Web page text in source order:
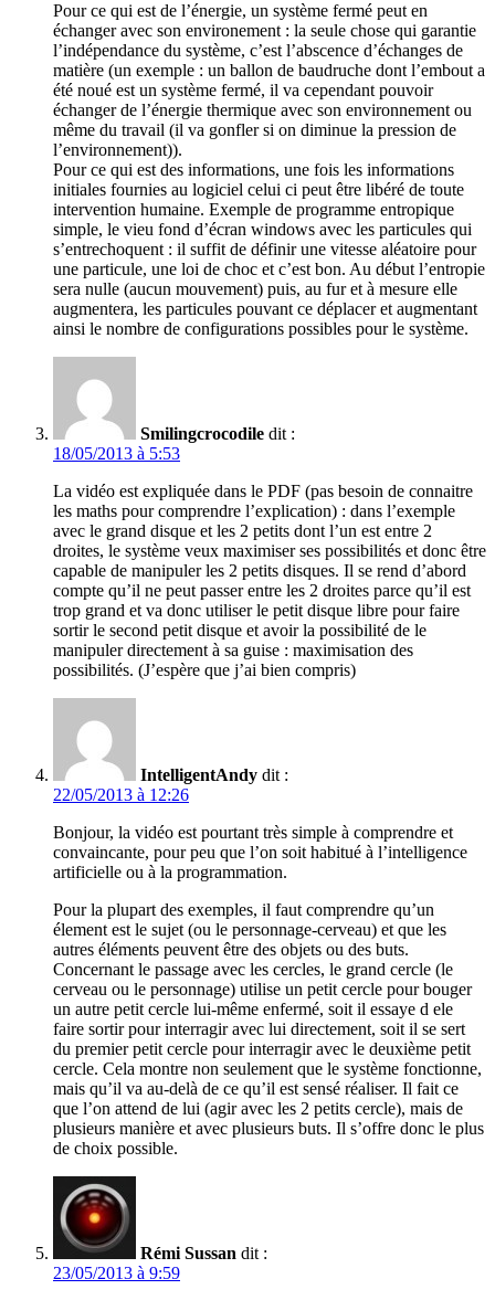
Pour ce qui est de l’énergie, un système fermé peut en
échanger avec son environement : la seule chose qui garantie
l’indépendance du système, c’est l’abscence d’échanges de
matière (un exemple : un ballon de baudruche dont l’embout a
été noué est un système fermé, il va cependant pouvoir
échanger de l’énergie thermique avec son environnement ou
même du travail (il va gonfler si on diminue la pression de
l’environnement)).
Pour ce qui est des informations, une fois les informations
initiales fournies au logiciel celui ci peut être libéré de toute
intervention humaine. Exemple de programme entropique
simple, le vieu fond d’écran windows avec les particules qui
s’entrechoquent : il suffit de définir une vitesse aléatoire pour
une particule, une loi de choc et c’est bon. Au début l’entropie
sera nulle (aucun mouvement) puis, au fur et à mesure elle
augmentera, les particules pouvant ce déplacer et augmentant
ainsi le nombre de configurations possibles pour le système.
Smilingcrocodile dit :
18/05/2013 à 5:53
La vidéo est expliquée dans le PDF (pas besoin de connaitre
les maths pour comprendre l’explication) : dans l’exemple
avec le grand disque et les 2 petits dont l’un est entre 2
droites, le système veux maximiser ses possibilités et donc être
capable de manipuler les 2 petits disques. Il se rend d’abord
compte qu’il ne peut passer entre les 2 droites parce qu’il est
trop grand et va donc utiliser le petit disque libre pour faire
sortir le second petit disque et avoir la possibilité de le
manipuler directement à sa guise : maximisation des
possibilités. (J’espère que j’ai bien compris)
IntelligentAndy dit :
22/05/2013 à 12:26
Bonjour, la vidéo est pourtant très simple à comprendre et
convaincante, pour peu que l’on soit habitué à l’intelligence
artificielle ou à la programmation.
Pour la plupart des exemples, il faut comprendre qu’un
élement est le sujet (ou le personnage-cerveau) et que les
autres éléments peuvent être des objets ou des buts.
Concernant le passage avec les cercles, le grand cercle (le
cerveau ou le personnage) utilise un petit cercle pour bouger
un autre petit cercle lui-même enfermé, soit il essaye d ele
faire sortir pour interragir avec lui directement, soit il se sert
du premier petit cercle pour interragir avec le deuxième petit
cercle. Cela montre non seulement que le système fonctionne,
mais qu’il va au-delà de ce qu’il est sensé réaliser. Il fait ce
que l’on attend de lui (agir avec les 2 petits cercle), mais de
plusieurs manière et avec plusieurs buts. Il s’offre donc le plus
de choix possible.
Rémi Sussan dit :
23/05/2013 à 9:59